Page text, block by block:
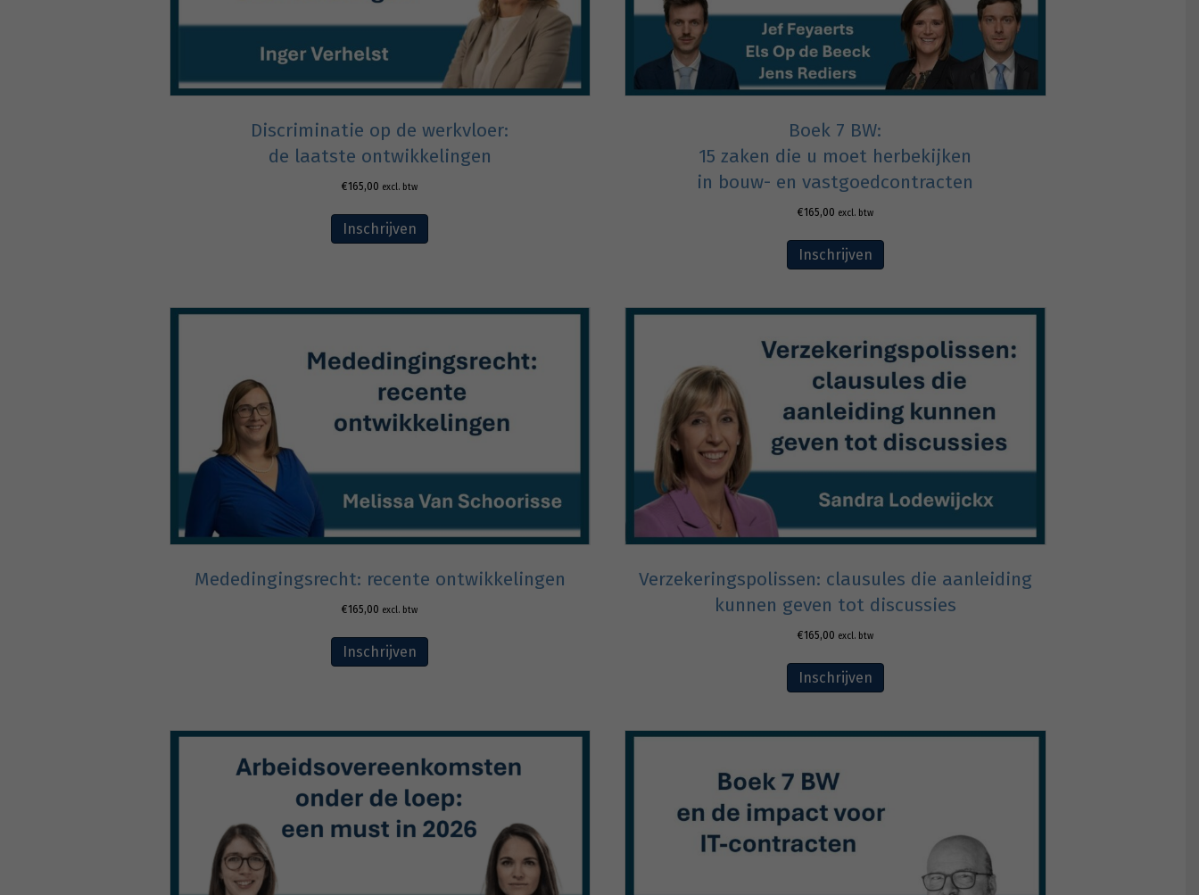
Discriminatie op de werkvloer:
de laatste ontwikkelingen
€165,00 excl. btw
Inschrijven
Boek 7 BW:
15 zaken die u moet herbekijken
in bouw- en vastgoedcontracten
€165,00 excl. btw
Inschrijven
Mededingingsrecht: recente ontwikkelingen
€165,00 excl. btw
Inschrijven
Verzekeringspolissen: clausules die aanleiding
kunnen geven tot discussies
€165,00 excl. btw
Inschrijven